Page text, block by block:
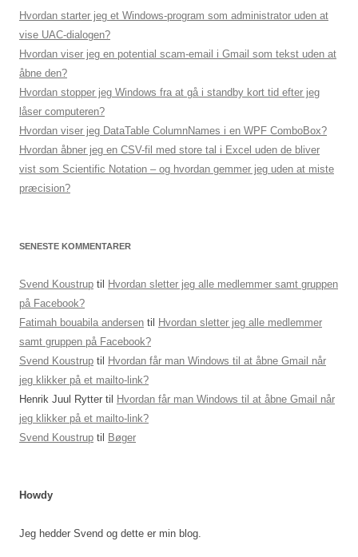
Hvordan starter jeg et Windows-program som administrator uden at
vise UAC-dialogen?
Hvordan viser jeg en potential scam-email i Gmail som tekst uden at
åbne den?
Hvordan stopper jeg Windows fra at gå i standby kort tid efter jeg
låser computeren?
Hvordan viser jeg DataTable ColumnNames i en WPF ComboBox?
Hvordan åbner jeg en CSV-fil med store tal i Excel uden de bliver
vist som Scientific Notation – og hvordan gemmer jeg uden at miste
præcision?
SENESTE KOMMENTARER
Svend Koustrup til
Hvordan sletter jeg alle medlemmer samt gruppen
på Facebook?
Fatimah bouabila andersen til
Hvordan sletter jeg alle medlemmer
samt gruppen på Facebook?
Svend Koustrup til
Hvordan får man Windows til at åbne Gmail når
jeg klikker på et mailto-link?
Henrik Juul Rytter til
Hvordan får man Windows til at åbne Gmail når
jeg klikker på et mailto-link?
Svend Koustrup til Bøger
Howdy
Jeg hedder Svend og dette er min blog.